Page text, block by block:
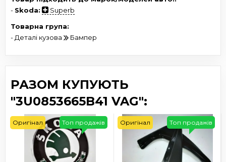
- Skoda:
Superb
Товарна група:
- Деталі кузова
Бампер
РАЗОМ КУПУЮТЬ
"3U0853665B41 VAG":
Топ продажів
Оригінал Топ продажів
Оригінал